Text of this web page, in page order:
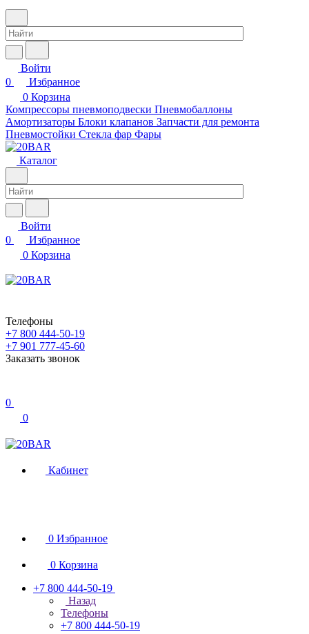
Войти
0
Избранное
0 Корзина
Компрессоры пневмоподвески Пневмобаллоны
Амортизаторы Блоки клапанов Запчасти для ремонта
Пневмостойки Стекла фар Фары
Каталог
Войти
0
Избранное
0 Корзина
Телефоны
+7 800 444-50-19
+7 901 777-45-60
Заказать звонок
0
0
Кабинет
0 Избранное
0 Корзина
+7 800 444-50-19
Назад
Телефоны
+7 800 444-50-19